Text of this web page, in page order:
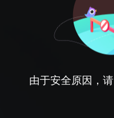
由于安全原因，请